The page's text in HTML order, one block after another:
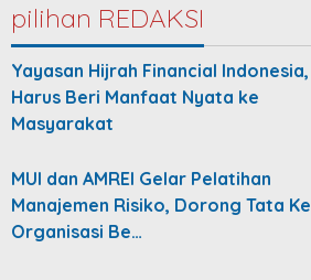
pilihan REDAKSI
Yayasan Hijrah Financial Indonesia,
Harus Beri Manfaat Nyata ke
Masyarakat
MUI dan AMREI Gelar Pelatihan
Manajemen Risiko, Dorong Tata
Organisasi Be…